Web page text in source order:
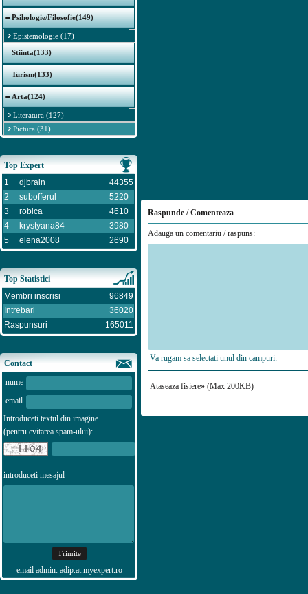
Psihologie/Filosofie(149)
Epistemologie (17)
Stiinta(133)
Turism(133)
Arta(124)
Literatura (127)
Pictura (31)
Top Expert
1
djbrain
44355
2
subofferul
5220
3
robica
4610
4
krystyana84
3980
5
elena2008 2690
Top Statistici
Membri inscrisi
96849
Intrebari
36020
Raspunsuri
165011
Contact
nume
email
Introduceti textul din imagine
(pentru evitarea spam-ului):
introduceti mesajul
email admin: adip.at.myexpert.ro
Raspunde / Comenteaza
Adauga un comentariu / raspuns:
Va rugam sa selectati unul din campuri:
Ataseaza fisiere» (Max 200KB)